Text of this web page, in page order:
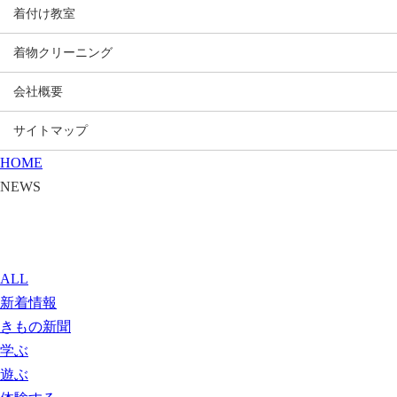
着付け教室
着物クリーニング
会社概要
サイトマップ
HOME
NEWS
ALL
新着情報
きもの新聞
学ぶ
遊ぶ